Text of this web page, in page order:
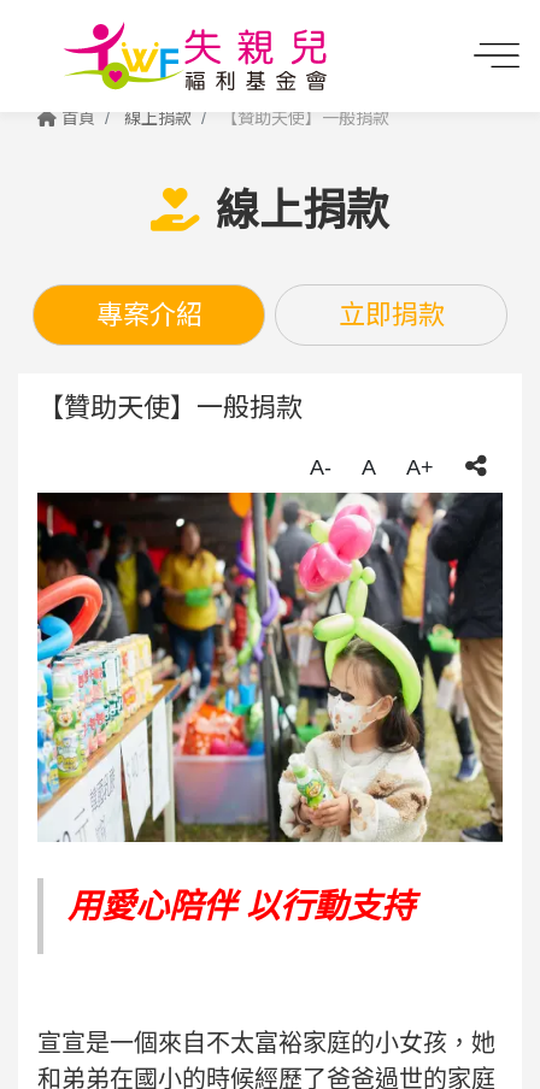
首頁 線上捐款 【贊助天使】一般捐款
線上捐款
專案介紹 立即捐款
【贊助天使】一般捐款
A- A A+
用愛心陪伴 以行動支持
宣宣是一個來自不太富裕家庭的小女孩，她
和弟弟在國小的時候經歷了爸爸過世的家庭